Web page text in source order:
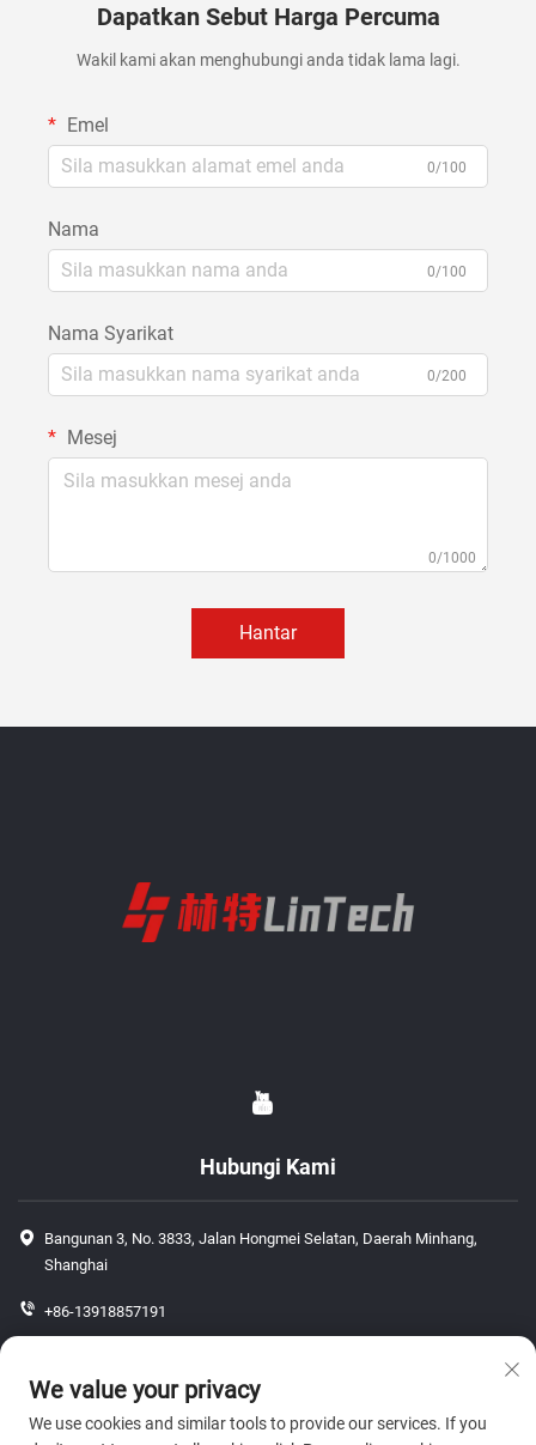
Dapatkan Sebut Harga Percuma
Wakil kami akan menghubungi anda tidak lama lagi.
Emel
0/100
Nama
0/100
Nama Syarikat
0/200
Mesej
0/1000
Hantar
Hubungi Kami
Bangunan 3, No. 3833, Jalan Hongmei Selatan, Daerah Minhang,
Shanghai
+86-13918857191
[email protected]
We value your privacy
We use cookies and similar tools to provide our services. If you